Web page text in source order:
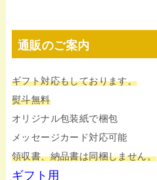
通販のご案内
ギフト対応もしております。
熨斗無料
オリジナル包装紙で梱包
メッセージカード対応可能
領収書、納品書は同梱しません。
ギフト用